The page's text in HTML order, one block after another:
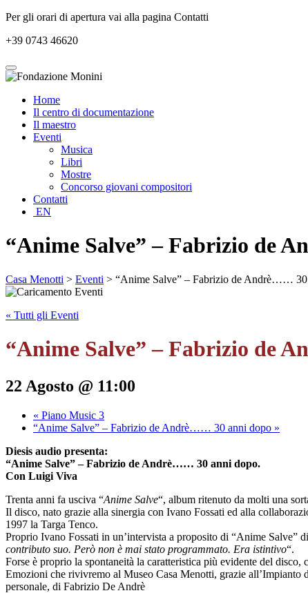
Per gli orari di apertura vai alla pagina Contatti
+39 0743 46620
Home
Il centro di documentazione
Il maestro
Eventi
Musica
Libri
Mostre
Concorso giovani compositori
Contatti
EN
“Anime Salve” – Fabrizio de
Casa Menotti > Eventi > “Anime Salve” – Fabrizio de Andrè…… 30
« Tutti gli Eventi
“Anime Salve” – Fabrizio de
22 Agosto @ 11:00
« Piano Music 3
“Anime Salve” – Fabrizio de Andrè…… 30 anni dopo »
Diesis audio presenta:
“Anime Salve” – Fabrizio de Andrè…… 30 anni dopo.
Con Luigi Viva
Trenta anni fa usciva “Anime Salve“, album ritenuto da molti una
Il disco, nato grazie alla sinergia con Ivano Fossati ed alla
1997 la Targa Tenco.
Proprio Ivano Fossati in un’intervista a proposito di “Anime Salve”
contributo suo. Però non è mai stato programmato. Era istintivo“.
Forse è proprio la spontaneità la caratteristica più evidente del
Emozioni che rivivremo al Museo Casa Menotti, grazie
personale, di Fabrizio De Andrè